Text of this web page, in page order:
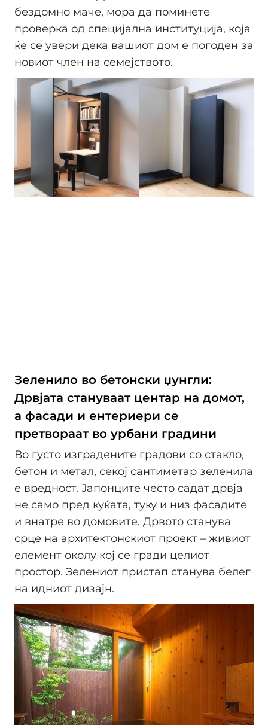
бездомно маче, мора да поминете
проверка од специјална институција, која
ќе се увери дека вашиот дом е погоден за
новиот член на семејството.
Зеленило во бетонски џунгли:
Дрвјата стануваат центар на домот,
а фасади и ентериери се
претвораат во урбани градини
Во густо изградените градови со стакло,
бетон и метал, секој сантиметар зеленила
е вредност. Јапонците често садат дрвја
не само пред куќата, туку и низ фасадите
и внатре во домовите. Дрвото станува
срце на архитектонскиот проект – живиот
елемент околу кој се гради целиот
простор. Зелениот пристап станува белег
на идниот дизајн.